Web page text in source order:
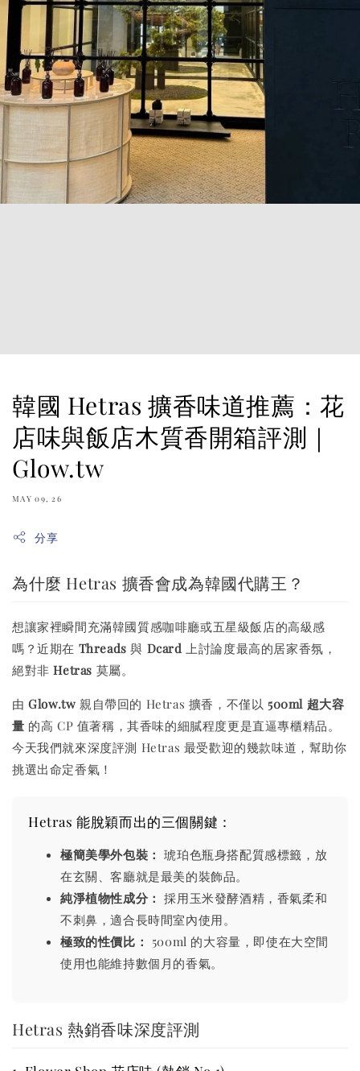
韓國 Hetras 擴香味道推薦：花
店味與飯店木質香開箱評測｜
Glow.tw
MAY 09, 26
分享
為什麼 Hetras 擴香會成為韓國代購王？
想讓家裡瞬間充滿韓國質感咖啡廳或五星級飯店的高級感
嗎？近期在 Threads 與 Dcard 上討論度最高的居家香氛，
絕對非Hetras 莫屬。
由Glow.tw 親自帶回的 Hetras 擴香，不僅以 500ml 超大容
量 的高 CP 值著稱，其香味的細膩程度更是直逼專櫃精品。
今天我們就來深度評測 Hetras 最受歡迎的幾款味道，幫助你
挑選出命定香氣！
Hetras 能脫穎而出的三個關鍵：
極簡美學外包裝： 琥珀色瓶身搭配質感標籤，放
在玄關、客廳就是最美的裝飾品。
純淨植物性成分： 採用玉米發酵酒精，香氣柔和
不刺鼻，適合長時間室內使用。
極致的性價比： 500ml 的大容量，即使在大空間
使用也能維持數個月的香氣。
Hetras 熱銷香味深度評測